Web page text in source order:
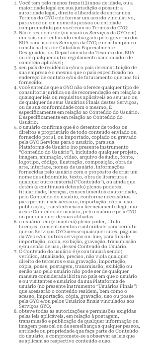
Você tem pelo menos treze (13) anos de idade, ou a
maioridade legal em sua jurisdição e possuir a
autoridade legal, direito e liberdade de entrar nos
Termos do GYO e de formar um acordo vinculativo,
para você ou em nome da pessoa ou entidade
comprometida por você com os Termos do GYO;
Não é residente de (ou usará os Serviços da GYO em)
um país que tenha sido embargado pelo governo dos
EUA para uso dos Serviços da GYO, e nem tampouco
consta na lista de Cidadãos Especialmente
Designados do Departamento do Tesouro dos EUA
ou de qualquer outro regulamento sancionador de
comércio aplicável;
seu país de residência e/ou o país de constituição de
sua empresa é o mesmo que o país especificado no
endereço de contato e/ou de faturamento que nos foi
fornecido;
você entende que a GYO não oferece qualquer tipo de
consultoria jurídica ou de recomendação em relação a
quaisquer leis ou requisitos aplicáveis ao seu uso ou
de qualquer de seus Usuários Finais destes Serviços,
ou de sua conformidade com o mesmo; E
especificamente em relação ao Conteúdo do Usuário:
E especificamente em relação ao Conteúdo do
Usuário:
o usuário confirma que é o detentor de todos os
direitos e proprietário de todo conteúdo enviado ou
fornecido por si, ou importado, copiado ou gravado
pela GYO Services para o usuário, para sua
Plataforma de Usuário (no presente instrumento
“Conteúdo do Usuário”), incluindo qualquer projeto,
imagem, animação, vídeo, arquivo de áudio, fonte,
logotipo, código, ilustração, composição, obra de
arte, interface, nomes de usuário, informações
fornecidas pelo usuário com o propósito de criar um
nome de subdomínio, texto, obra de literatura e
qualquer outro material (“Conteúdo”), ou ainda que
detém (e continuará detendo) plenos poderes,
titularidade, licenças, consentimentos e autoridade,
pelo Conteúdo do usuário, conforme necessários
para permitir seu acesso a, importação, cópia, uso,
publicação, transferência ou licenciamento legítimo
a este Conteúdo de usuário, pelo usuário e pela GYO
ou por qualquer de suas afiliadas
o usuário tem (e manterá) pleno poder, título,
licenças, consentimentos e autoridade para permitir
que os Serviços GYO acesse quaisquer sites, páginas
da Web e/ou outros serviços on-line, para fins de
importação, copia, exibição, gravação, transmissão
e/ou senão de uso, de seu Conteúdo do Usuário.
O Conteúdo do usuário é (e continuará sendo)
verídico, atualizado, preciso, não viola qualquer
direito de terceiros e sua gravação, importação,
cópia, posse, postagem, transmissão, exibição ou
senão uso pelo usuário não pode ser de qualquer
maneira considerada ilícita no país em que o usuário
e ou visitantes e usuários da sua Plataforma de
usuário (no presente instrumento “Usuários Finais”)
que acessarão o conteúdo residem, bem como o
acesso, importação, cópia, gravação, uso ou posse
pela GYO e/ou pelos Usuários finais vinculados aos
Serviços GYO;
obteve todas as autorizações e permissões exigidas
pelas leis aplicáveis, em relação à postagem,
transmissão e publicação de qualquer informação ou
imagem pessoal ou de semelhança a qualquer pessoa,
entidade ou propriedade que faça parte do Conteúdo
do usuário, e compromete-se a observar as leis que
se aplicam ao respectivo conteúdo e uso.